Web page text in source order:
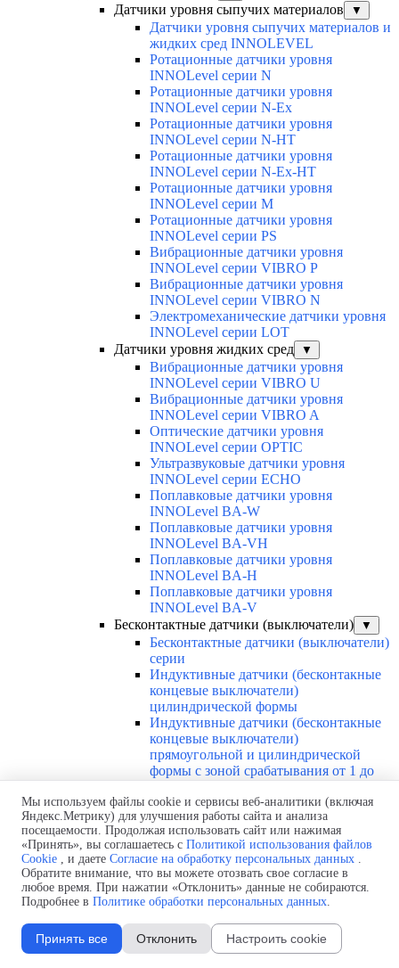
Датчики уровня сыпучих материалов ▼
Датчики уровня сыпучих материалов и
жидких сред INNOLEVEL
Ротационные датчики уровня
INNOLevel серии N
Ротационные датчики уровня
INNOLevel серии N-Ex
Ротационные датчики уровня
INNOLevel серии N-HT
Ротационные датчики уровня
INNOLevel серии N-Ex-HT
Ротационные датчики уровня
INNOLevel серии M
Ротационные датчики уровня
INNOLevel серии PS
Вибрационные датчики уровня
INNOLevel серии VIBRO P
Вибрационные датчики уровня
INNOLevel серии VIBRO N
Электромеханические датчики уровня
INNOLevel серии LOT
Датчики уровня жидких сред
▼
Вибрационные датчики уровня
INNOLevel серии VIBRO U
Вибрационные датчики уровня
INNOLevel серии VIBRO A
Оптические датчики уровня
INNOLevel серии OPTIC
Ультразвуковые датчики уровня
INNOLevel серии ECHO
Поплавковые датчики уровня
INNOLevel BA-W
Поплавковые датчики уровня
INNOLevel BA-VH
Поплавковые датчики уровня
INNOLevel BA-H
Поплавковые датчики уровня
INNOLevel BA-V
Бесконтактные датчики (выключатели)
▼
Бесконтактные датчики (выключатели)
серии
Индуктивные датчики (бесконтакные
концевые выключатели)
цилиндрической формы
Индуктивные датчики (бесконтакные
концевые выключатели)
прямоугольной и цилиндрической
формы с зоной срабатывания от 1 до
Емкостные датчики с подстройкой
INNOCONT
Датчики безопасности и оптические
датчики
Диффузионные фотодатчики
INNOCONT Серия PES-D и PESL-D
Каталоги ▼
Каталоги Преобразователи частоты INNOVERT
Каталоги Редукторы и мотор-редукторы
Мы используем файлы cookie и сервисы веб-аналитики (включая
Яндекс.Метрику) для улучшения работы сайта и анализа
посещаемости. Продолжая использовать сайт или нажимая
«Принять», вы соглашаетесь с Политикой использования файлов
Cookie , и даете Согласие на обработку персональных данных .
Обратите внимание, что вы можете отозвать свое согласие в
любое время. При нажатии «Отклонить» данные не собираются.
Подробнее в Политике обработки персональных данных.
Принять все Отклонить Настроить cookie